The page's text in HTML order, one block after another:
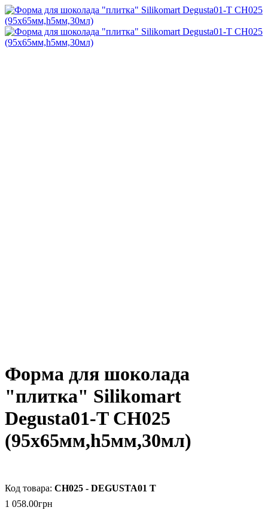
Форма для шоколада
"плитка" Silikomart
Degusta01-T CH025
(95x65мм,h5мм,30мл)
CH025 - DEGUSTA01 T
1 058.00грн